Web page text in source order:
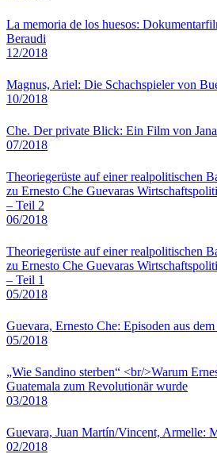
La memoria de los huesos:
Beraudi
12/2018
Magnus, Ariel: Die Schachspieler von
10/2018
Che. Der private Blick: Ein Film von
07/2018
Theoriegerüste auf einer realpolitischen
zu Ernesto Che Guevaras
– Teil 2
06/2018
Theoriegerüste auf einer realpolitischen
zu Ernesto Che Guevaras
– Teil 1
05/2018
Guevara, Ernesto Che: Episoden aus
05/2018
„Wie Sandino sterben“ <br/>Warum
Guatemala zum Revolutionär wurde
03/2018
Guevara, Juan Martín/Vincent, Armelle:
02/2018